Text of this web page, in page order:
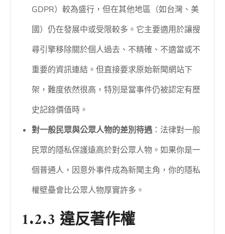
GDPR）較為盛行，但在其他地區（如台灣、美
國）仍在發展中或受限較多。它主要適用於讓搜
尋引擎移除關於個人過去、不精確、不適當或不
重要的資訊連結。但直接要求原始新聞網站下
架，難度依然很高，特別是當事件仍被認定有歷
史記錄價值時。
對一般民眾與公眾人物的差別待遇：法律對一般
民眾的隱私保護遠高於對公眾人物。如果你是一
個普通人，因意外事件成為新聞主角，你的隱私
權壁壘會比公眾人物厚實許多。
1.2.3 違反著作權